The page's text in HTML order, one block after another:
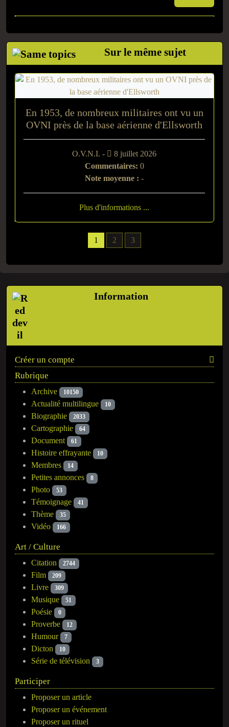
Information
Créer un compte
Rubrique
Archive 10150
Actualité multilingue 10
Biographie 2033
Cartographie 64
Document 61
Histoire effrayante 10
Membres 14
Petites annonces 8
Photo 53
Témoignage 41
Thème 35
Vidéo 166
Art / Culture
Citation 2744
Film 209
Livre 309
Musique 51
Poésie 0
Proverbe 12
Humour 7
Dicton 10
Série de télévision 3
Participer
Proposer un article
Proposer un événement
Proposer un rituel
Sur le même sujet
1 2 3
En 1953, de nombreux militaires ont vu un
OVNI près de la base aérienne d'Ellsworth
O.V.N.I. -
8 juillet 2026
Commentaires: 0
Note moyenne : -
Plus d'informations ...